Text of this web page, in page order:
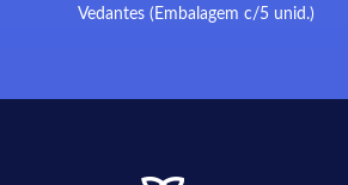
Vedantes (Embalagem c/5 unid.)